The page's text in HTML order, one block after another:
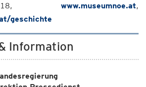
www.museumnoe.at,
geschichte
Information